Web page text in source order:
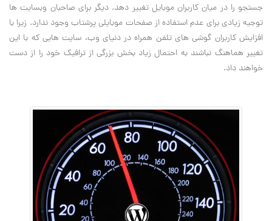
جستجو را در میان کاربران موبایل تغییر دهد. دیگر برای صاحبان وبسایت ها
توجیه زیادی برای عدم استفاده از صفحات موبایلی پرشتاب وجود ندارد. زیرا با
افزایش کاربران گوشی های تلفن همراه در دنیای وب، سایت هایی که با این
تغییر هماهنگ نباشند به احتمال زیاد بخش بزرگی از ترافیک خود را از دست
خواهند داد.